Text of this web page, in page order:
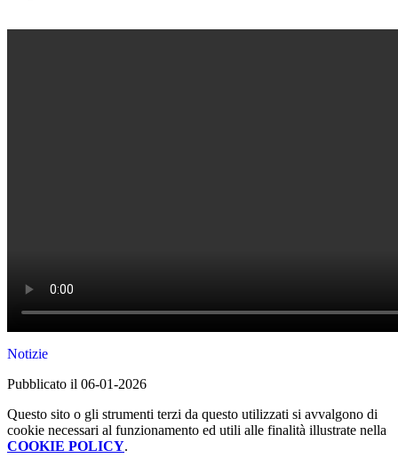
Notizie
Pubblicato il 06-01-2026
Questo sito o gli strumenti terzi da questo utilizzati si avvalgono di
cookie necessari al funzionamento ed utili alle finalità illustrate nella
COOKIE POLICY.